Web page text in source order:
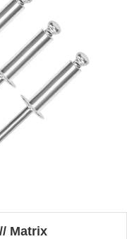
Matrix